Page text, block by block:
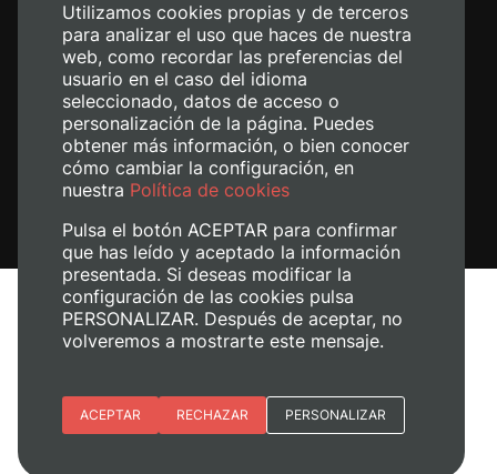
Aviso legal
Política de cookies
Gestionar cookies
Utilizamos cookies propias y de terceros
para analizar el uso que haces de nuestra
web, como recordar las preferencias del
usuario en el caso del idioma
seleccionado, datos de acceso o
personalización de la página. Puedes
obtener más información, o bien conocer
cómo cambiar la configuración, en
nuestra Política de cookies
Pulsa el botón ACEPTAR para confirmar
que has leído y aceptado la información
presentada. Si deseas modificar la
configuración de las cookies pulsa
PERSONALIZAR. Después de aceptar, no
volveremos a mostrarte este mensaje.
Esenciales
ACEPTAR RECHAZAR PERSONALIZAR